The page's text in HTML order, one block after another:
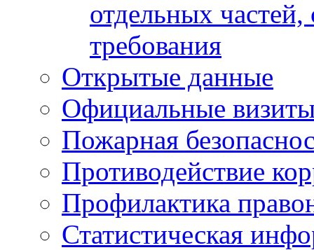
отдельных
требования
Открытые данные
Официальные
Пожарная
Противодействие
Профилактика
Статистическая